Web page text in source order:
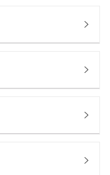



